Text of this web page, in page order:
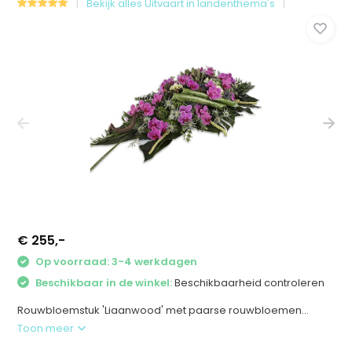
Bekijk alles Uitvaart in landenthema's
€ 255,-
Op voorraad: 3-4 werkdagen
Beschikbaar in de winkel:Beschikbaarheid controleren
Rouwbloemstuk 'Liaanwood' met paarse rouwbloemen...
Toon meer